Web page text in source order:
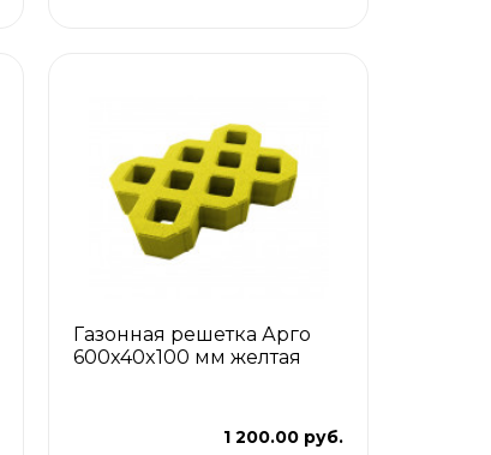
Газонная решетка Арго
600x40x100 мм желтая
1 200.00 руб.